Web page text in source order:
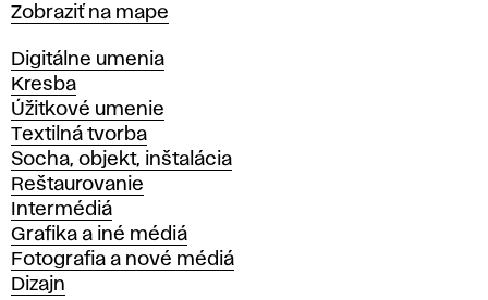
Mapa
Zobraziť na mape
Katedry
Digitálne umenia
Kresba
Úžitkové umenie
Textilná tvorba
Socha, objekt, inštalácia
Reštaurovanie
Intermédiá
Grafika a iné médiá
Fotografia a nové médiá
Dizajn